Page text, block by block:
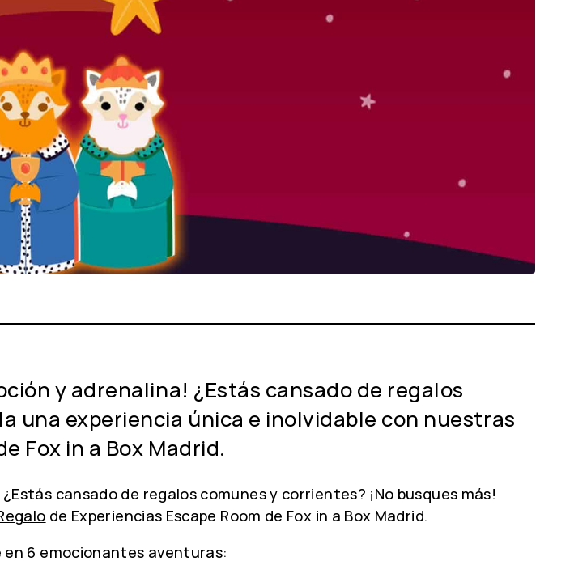
y adrenalina! ¿Estás cansado de regalos
una experiencia única e inolvidable con nuestras
Fox in a Box Madrid.
cansado de regalos comunes y corrientes? ¡No busques más!
de Experiencias Escape Room de Fox in a Box Madrid.
6 emocionantes aventuras: